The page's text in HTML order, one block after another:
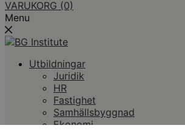
VARUKORG (0)
Menu
Utbildningar
Juridik
HR
Fastighet
Samhällsbyggnad
Ekonomi